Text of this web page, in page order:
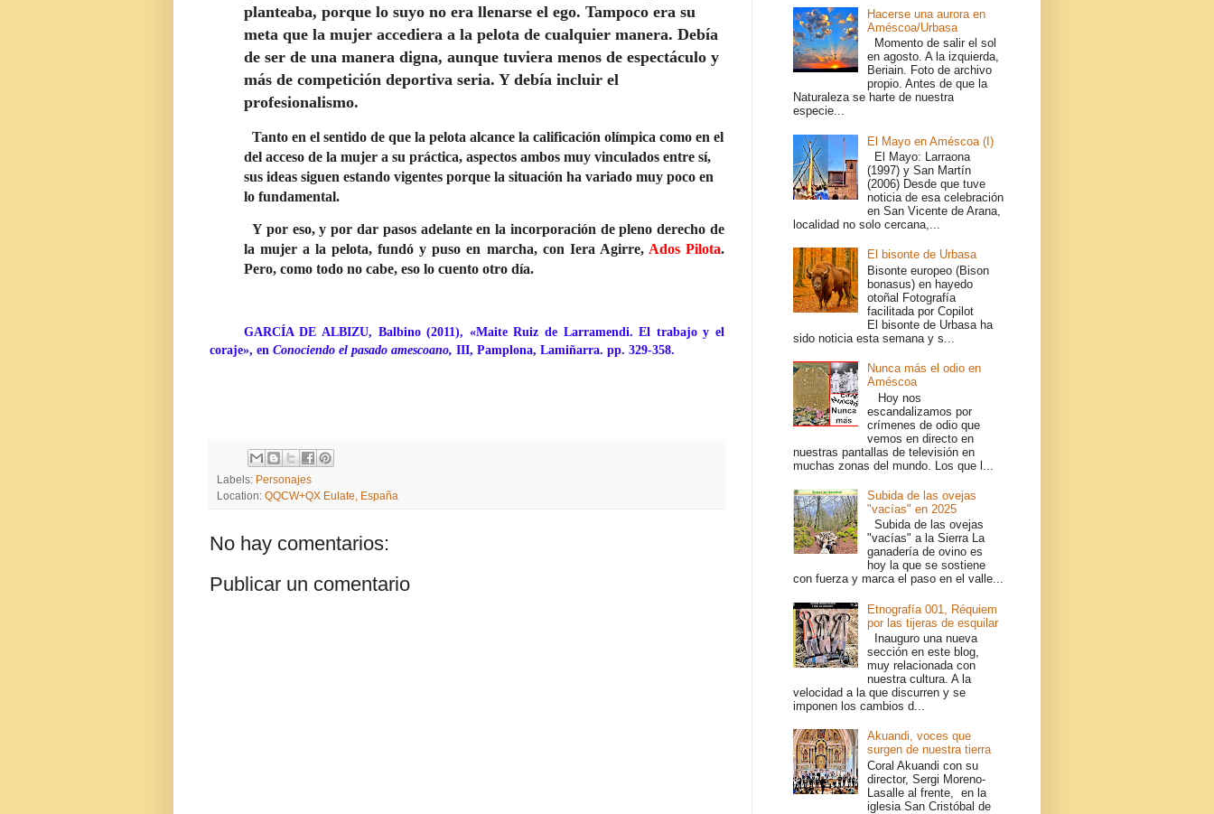
planteaba, porque lo suyo no era llenarse el ego. Tampoco era su
meta que la mujer accediera a la pelota de cualquier manera. Debía
de ser de una manera digna, aunque tuviera menos de espectáculo y
más de competición deportiva seria. Y debía incluir el
profesionalismo.
Tanto en el sentido de que la pelota alcance la calificación olímpica como en el
del acceso de la mujer a su práctica, aspectos ambos muy vinculados entre sí,
sus ideas siguen estando vigentes porque la situación ha variado muy poco en
lo fundamental.
Y por eso, y por dar pasos adelante en la incorporación de pleno derecho de
la mujer a la pelota, fundó y puso en marcha, con Iera Agirre, Ados Pilota.
Pero, como todo no cabe, eso lo cuento otro día.
GARCÍA DE ALBIZU, Balbino (2011), «Maite Ruiz de Larramendi. El trabajo y el
coraje», en Conociendo el pasado amescoano, III, Pamplona, Lamiñarra. pp. 329-358.
Labels: Personajes
Location: QQCW+QX Eulate, España
No hay comentarios:
Publicar un comentario
Hacerse una aurora en
Améscoa/Urbasa
Momento de salir el sol
en agosto. A la izquierda,
Beriain. Foto de archivo
propio. Antes de que la
Naturaleza se harte de nuestra
especie...
El Mayo en Améscoa (I)
El Mayo: Larraona
(1997) y San Martín
(2006) Desde que tuve
noticia de esa celebración
en San Vicente de Arana,
localidad no solo cercana,...
El bisonte de Urbasa
Bisonte europeo (Bison
bonasus) en hayedo
otoñal Fotografía
facilitada por Copilot
El bisonte de Urbasa ha
sido noticia esta semana y s...
Nunca más el odio en
Améscoa
Hoy nos
escandalizamos por
crímenes de odio que
vemos en directo en
nuestras pantallas de televisión en
muchas zonas del mundo. Los que l...
Subida de las ovejas
"vacías" en 2025
Subida de las ovejas
"vacías" a la Sierra La
ganadería de ovino es
hoy la que se sostiene
con fuerza y marca el paso en el valle...
Etnografía 001, Réquiem
por las tijeras de esquilar
Inauguro una nueva
sección en este blog,
muy relacionada con
nuestra cultura. A la
velocidad a la que discurren y se
imponen los cambios d...
Akuandi, voces que
surgen de nuestra tierra
Coral Akuandi con su
director, Sergi Moreno-
Lasalle al frente, en la
iglesia San Cristóbal de